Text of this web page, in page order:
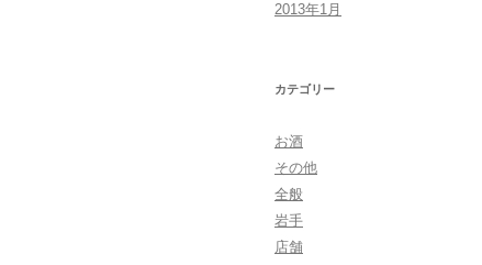
2013年1月
カテゴリー
お酒
その他
全般
岩手
店舗